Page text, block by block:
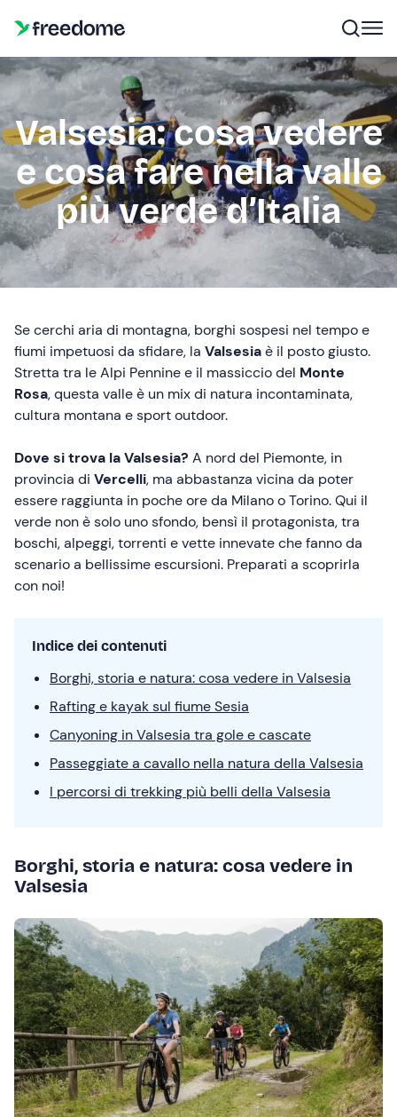
Valsesia: cosa vedere
e cosa fare nella valle
più verde d’Italia
Se cerchi aria di montagna, borghi sospesi nel tempo e
fiumi impetuosi da sfidare, la Valsesiaè il posto giusto.
Stretta tra le Alpi Pennine e il massiccio del Monte
Rosa, questa valle è un mix di natura incontaminata,
cultura montana e sport outdoor.
Dove si trova la Valsesia? A nord del Piemonte, in
provincia di Vercelli, ma abbastanza vicina da poter
essere raggiunta in poche ore da Milano o Torino. Qui il
verde non è solo uno sfondo, bensì il protagonista, tra
boschi, alpeggi, torrenti e vette innevate che fanno da
scenario a bellissime escursioni. Preparati a scoprirla
con noi!
Indice dei contenuti
Borghi, storia e natura: cosa vedere in Valsesia
Rafting e kayak sul fiume Sesia
Canyoning in Valsesia tra gole e cascate
Passeggiate a cavallo nella natura della Valsesia
I percorsi di trekking più belli della Valsesia
Borghi, storia e natura: cosa vedere in
Valsesia